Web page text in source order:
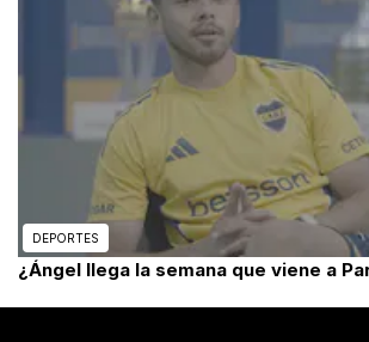
DEPORTES
¿Ángel llega la semana que viene a